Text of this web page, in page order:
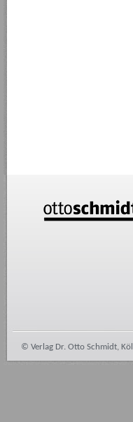
© Verlag Dr. Otto Schmidt,